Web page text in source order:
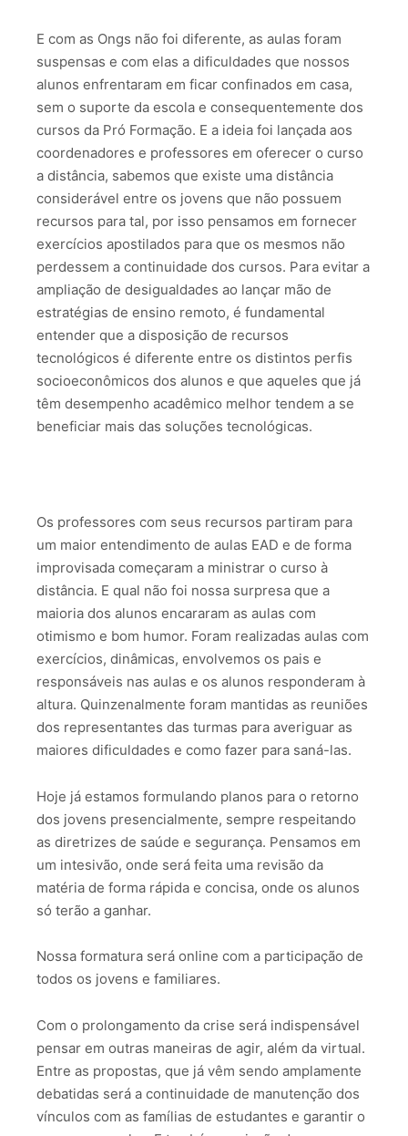
E com as Ongs não foi diferente, as aulas foram
suspensas e com elas a dificuldades que nossos
alunos enfrentaram em ficar confinados em casa,
sem o suporte da escola e consequentemente dos
cursos da Pró Formação. E a ideia foi lançada aos
coordenadores e professores em oferecer o curso
a distância, sabemos que existe uma distância
considerável entre os jovens que não possuem
recursos para tal, por isso pensamos em fornecer
exercícios apostilados para que os mesmos não
perdessem a continuidade dos cursos. Para evitar a
ampliação de desigualdades ao lançar mão de
estratégias de ensino remoto, é fundamental
entender que a disposição de recursos
tecnológicos é diferente entre os distintos perfis
socioeconômicos dos alunos e que aqueles que já
têm desempenho acadêmico melhor tendem a se
beneficiar mais das soluções tecnológicas.
Os professores com seus recursos partiram para
um maior entendimento de aulas EAD e de forma
improvisada começaram a ministrar o curso à
distância. E qual não foi nossa surpresa que a
maioria dos alunos encararam as aulas com
otimismo e bom humor. Foram realizadas aulas com
exercícios, dinâmicas, envolvemos os pais e
responsáveis nas aulas e os alunos responderam à
altura. Quinzenalmente foram mantidas as reuniões
dos representantes das turmas para averiguar as
maiores dificuldades e como fazer para saná-las.
Hoje já estamos formulando planos para o retorno
dos jovens presencialmente, sempre respeitando
as diretrizes de saúde e segurança. Pensamos em
um intesivão, onde será feita uma revisão da
matéria de forma rápida e concisa, onde os alunos
só terão a ganhar.
Nossa formatura será online com a participação de
todos os jovens e familiares.
Com o prolongamento da crise será indispensável
pensar em outras maneiras de agir, além da virtual.
Entre as propostas, que já vêm sendo amplamente
debatidas será a continuidade de manutenção dos
vínculos com as famílias de estudantes e garantir o